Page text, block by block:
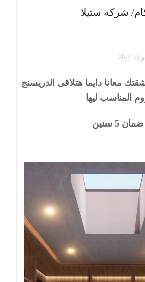
شركة ستيلا
معانا دايما هتلاقى الدريسنج
المناسب ليها
ضمان 5 سنين